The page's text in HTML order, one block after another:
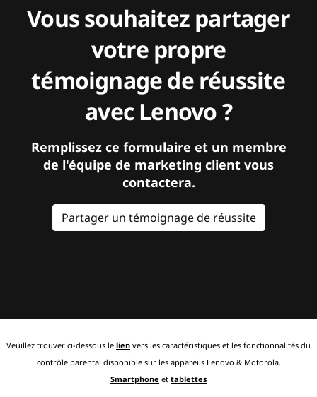
Vous souhaitez partager
votre propre
témoignage de réussite
avec Lenovo ?
Remplissez ce formulaire et un membre
de l'équipe de marketing client vous
contactera.
Partager un témoignage de réussite
Veuillez trouver ci-dessous le lien vers les caractéristiques et les fonctionnalités du
contrôle parental disponible sur les appareils Lenovo & Motorola.
Smartphone et tablettes